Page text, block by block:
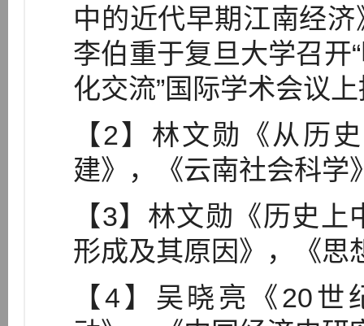
中的近代早期江南经
李伯重于复旦大学召开
化交流”国际学术会议
【2】林文勋《从历
建》，《云南社会科学
【3】林文勋《历史
形成及其原因》，《思
【4】吴晓亮《20